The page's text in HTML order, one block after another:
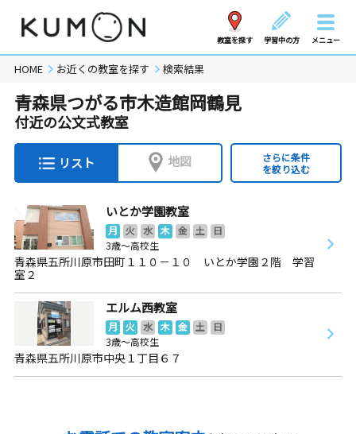
教室を探す 学習中の方 メニュー
HOME お近くの教室を探す 検索結果
青森県つがる市木造館岡鶴見
付近の公文式教室
リスト 地図
さらに条件
を絞り込む
いとか学園教室
月 火 水 木 金 土
日
3歳～高校生
青森県五所川原市田町１１０－１０ いとか学園２階 学習
室２
エルム西教室
月 火 水 木 金 土
日
3歳～高校生
青森県五所川原市中央１丁目６７